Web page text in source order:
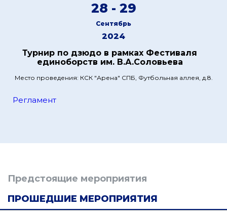
28 - 29
Сентябрь
2024
Турнир по дзюдо в рамках Фестиваля
единоборств им. В.А.Соловьева
Место проведения: КСК "Арена" СПБ, Футбольная аллея, д.8.
Регламент
Предстоящие мероприятия
ПРОШЕДШИЕ МЕРОПРИЯТИЯ